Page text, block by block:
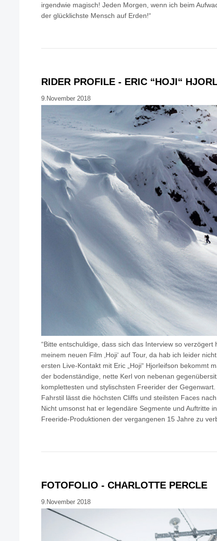
irgendwie magisch! Jeden Morgen, wenn ich beim
der glücklichste Mensch auf Erden!“
RIDER PROFILE - ERIC “HOJI“
9.November 2018
“Bitte entschuldige, dass sich das Interview so verzögert
meinem neuen Film ‚Hoji‘ auf Tour, da hab ich leider
ersten Live-Kontakt mit Eric „Hoji“ Hjorleifson bekommt
der bodenständige, nette Kerl von nebenan
komplettesten und stylischsten Freerider der
Fahrstil lässt die höchsten Cliffs und steilsten Faces
Nicht umsonst hat er legendäre Segmente und Auftritte
Freeride-Produktionen der vergangenen 15 Jahre zu
FOTOFOLIO - CHARLOTTE PERCLE
9.November 2018